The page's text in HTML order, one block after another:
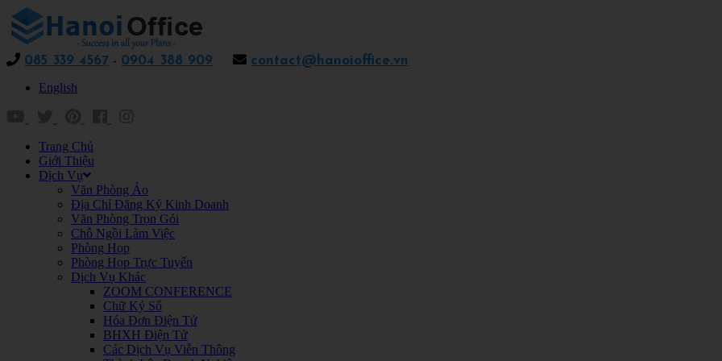
085 339 4567 - 0904 388 909
contact@hanoioffice.vn
English
Trang Chủ
Giới Thiệu
Dịch Vụ
Văn Phòng Ảo
Địa Chỉ Đăng Ký Kinh Doanh
Văn Phòng Trọn Gói
Chỗ Ngồi Làm Việc
Phòng Họp
Phòng Họp Trực Tuyến
Dịch Vụ Khác
ZOOM CONFERENCE
Chữ Ký Số
Hóa Đơn Điện Tử
BHXH Điện Tử
Các Dịch Vụ Viễn Thông